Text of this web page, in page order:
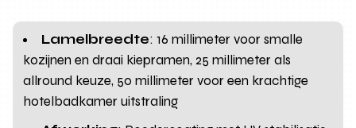
Lamelbreedte: 16 millimeter voor smalle
kozijnen en draai kiepramen, 25 millimeter als
allround keuze, 50 millimeter voor een krachtige
hotelbadkamer uitstraling